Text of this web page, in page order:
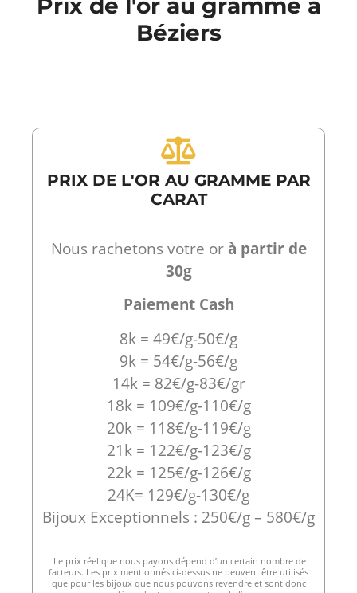
Prix de l'or au gramme à
Béziers
PRIX DE L'OR AU GRAMME PAR
CARAT
Nous rachetons votre orà partir de
30g
Paiement Cash
8k = 49€/g-50€/g
9k = 54€/g-56€/g
14k = 82€/g-83€/gr
18k = 109€/g-110€/g
20k = 118€/g-119€/g
21k = 122€/g-123€/g
22k = 125€/g-126€/g
24K= 129€/g-130€/g
Bijoux Exceptionnels : 250€/g – 580€/g
Le prix réel que nous payons dépend d’un certain nombre de
facteurs. Les prix mentionnés ci-dessus ne peuvent être utilisés
que pour les bijoux que nous pouvons revendre et sont donc